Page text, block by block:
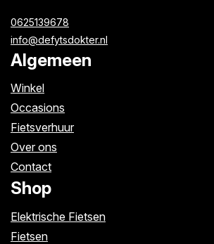
0625139678
info@defytsdokter.nl
Algemeen
Winkel
Occasions
Fietsverhuur
Over ons
Contact
Shop
Elektrische Fietsen
Fietsen